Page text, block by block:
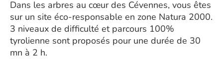
Dans les arbres au cœur des Cévennes, vous êtes
sur un site éco-responsable en zone Natura 2000.
3 niveaux de difficulté et parcours 100%
tyrolienne sont proposés pour une durée de 30
mn à 2 h.